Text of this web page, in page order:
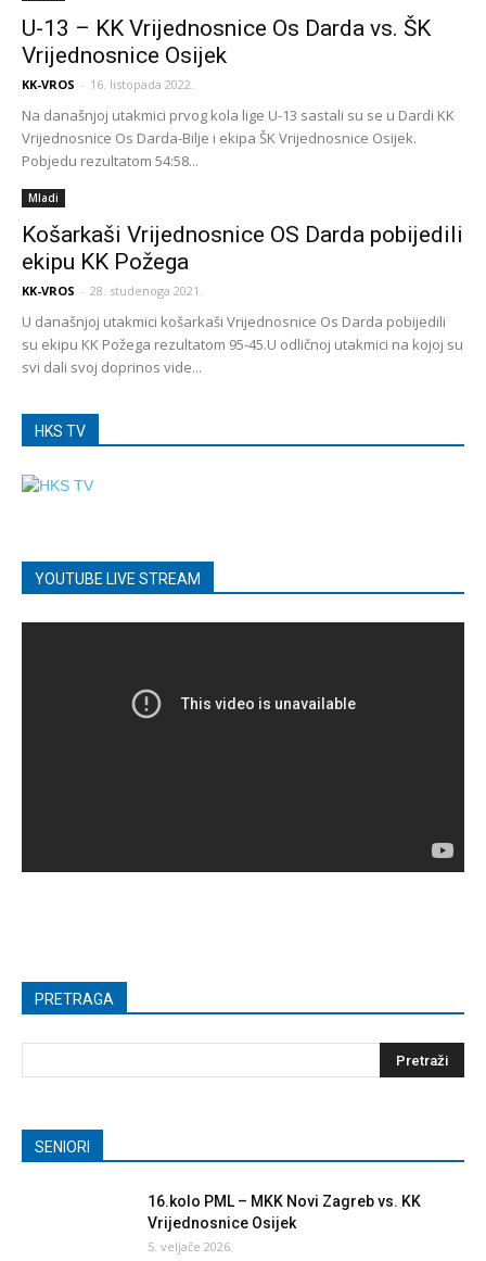
U-13 – KK Vrijednosnice Os Darda vs. ŠK
Vrijednosnice Osijek
KK-VROS - 16. listopada 2022.
Na današnjoj utakmici prvog kola lige U-13 sastali su se u Dardi KK
Vrijednosnice Os Darda-Bilje i ekipa ŠK Vrijednosnice Osijek.
Pobjedu rezultatom 54:58...
Mladi
Košarkaši Vrijednosnice OS Darda pobijedili
ekipu KK Požega
KK-VROS - 28. studenoga 2021.
U današnjoj utakmici košarkaši Vrijednosnice Os Darda pobijedili
su ekipu KK Požega rezultatom 95-45.U odličnoj utakmici na kojoj su
svi dali svoj doprinos vide...
HKS TV
YOUTUBE LIVE STREAM
PRETRAGA
SENIORI
16.kolo PML – MKK Novi Zagreb vs. KK
Vrijednosnice Osijek
5. veljače 2026.